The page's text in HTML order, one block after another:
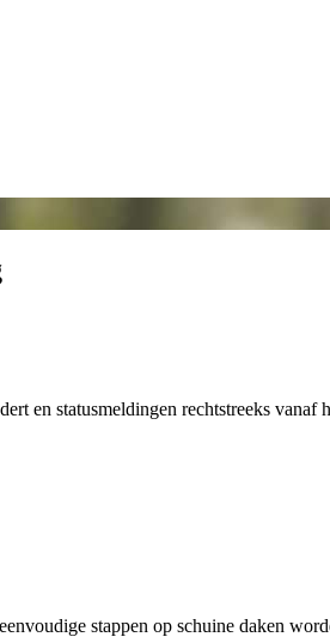
en statusmeldingen rechtstreeks
stappen op schuine daken